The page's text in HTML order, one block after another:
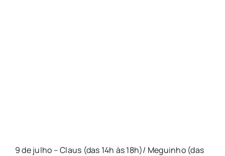
9 de julho – Claus (das 14h às 18h)/ Meguinho (das